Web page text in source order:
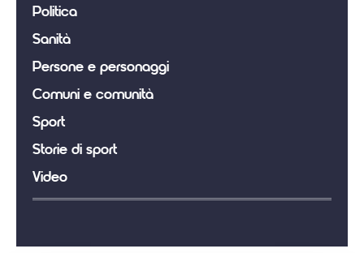
Politica
Sanità
Persone e personaggi
Comuni e comunità
Sport
Storie di sport
Video